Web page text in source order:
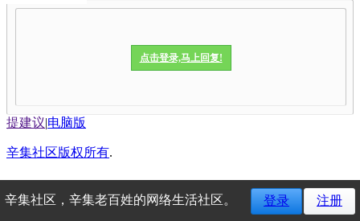
辛集社区，辛集老百姓的网络生活社区。 登录 注册
点击登录,马上回复!
提建议|电脑版
辛集社区版权所有.